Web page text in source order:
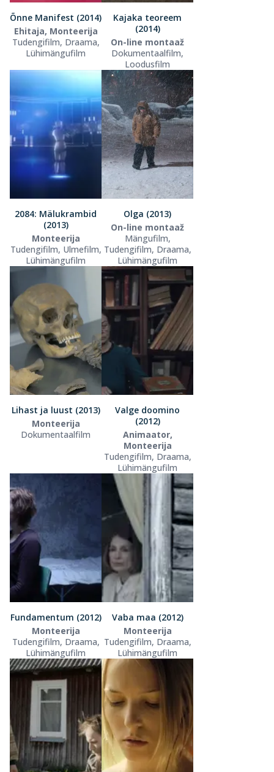
Õnne Manifest (2014)
Ehitaja, Monteerija
Tudengifilm, Draama,
Lühimängufilm
Kajaka teoreem
(2014)
On-line montaaž
Dokumentaalfilm,
Loodusfilm
2084: Mälukrambid
(2013)
Monteerija
Tudengifilm, Ulmefilm,
Lühimängufilm
Olga (2013)
On-line montaaž
Mängufilm,
Tudengifilm, Draama,
Lühimängufilm
Lihast ja luust (2013)
Monteerija
Dokumentaalfilm
Valge doomino
(2012)
Animaator,
Monteerija
Tudengifilm, Draama,
Lühimängufilm
Fundamentum (2012)
Monteerija
Tudengifilm, Draama,
Lühimängufilm
Vaba maa (2012)
Monteerija
Tudengifilm, Draama,
Lühimängufilm